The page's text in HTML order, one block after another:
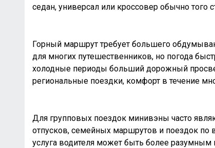
седан, универсал или кроссовер обычно того
Горный маршрут требует большего
для многих путешественников, но погода
холодные периоды больший дорожный
региональные поездки, комфорт в течение
Для групповых поездок минивэны часто
отпусков, семейных маршрутов и поездок по
услуга водителя может быть более разумным